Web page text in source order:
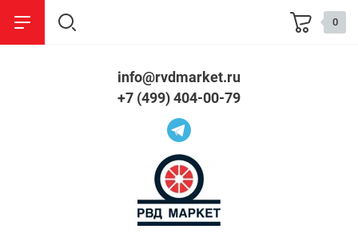
info@rvdmarket.ru
+7 (499) 404-00-79
0